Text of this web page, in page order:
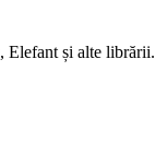
Elefant și alte librării.